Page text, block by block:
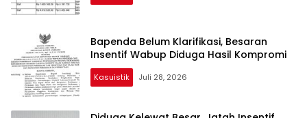
Bapenda Belum Klarifikasi, Besaran
Insentif Wabup Diduga Hasil Kompromi
Kasuistik Juli 28, 2026